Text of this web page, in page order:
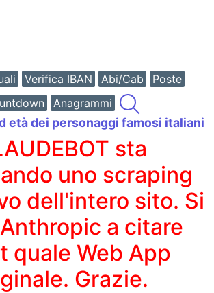
Verifica IBAN Abi/Cab
Poste
Anagrammi
età dei personaggi famosi italiani
sta
uno scraping
dell'intero sito. Si
a citare
quale Web App
Grazie.